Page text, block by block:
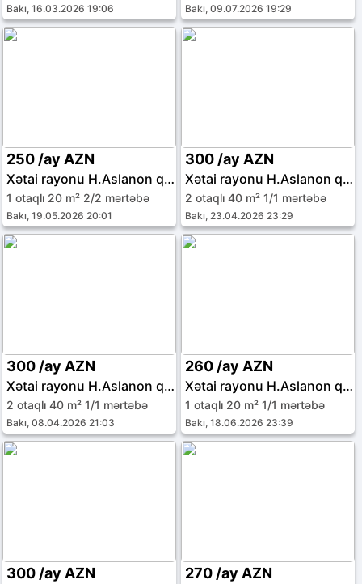
Bakı, 16.03.2026 19:06 Bakı, 09.07.2026 19:29
250 /ay AZN
Xətai rayonu H.Aslanon qəs.
1 otaqlı 20 m² 2/2 mərtəbə
Bakı, 19.05.2026 20:01
300 /ay AZN
Xətai rayonu H.Aslanon qəs.
2 otaqlı 40 m² 1/1 mərtəbə
Bakı, 23.04.2026 23:29
300 /ay AZN
Xətai rayonu H.Aslanon qəs.
2 otaqlı 40 m² 1/1 mərtəbə
Bakı, 08.04.2026 21:03
260 /ay AZN
Xətai rayonu H.Aslanon qəs.
1 otaqlı 20 m² 1/1 mərtəbə
Bakı, 18.06.2026 23:39
300 /ay AZN 270 /ay AZN